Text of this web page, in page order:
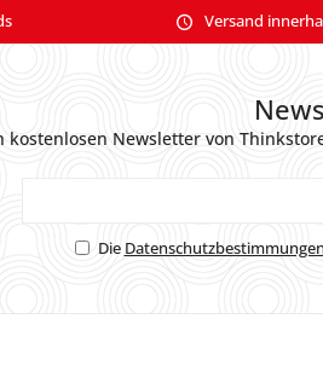
Versand
kostenlosen Newsletter von
Die Datenschutzbestimmungen